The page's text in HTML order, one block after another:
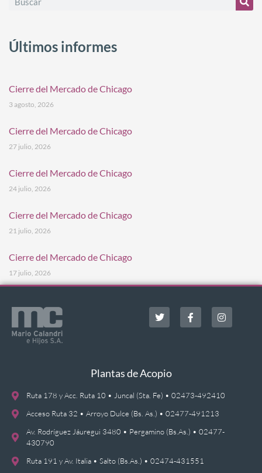
Últimos informes
Cierre del Mercado de Chicago
3 agosto, 2026
Cierre del Mercado de Chicago
27 julio, 2026
Cierre del Mercado de Chicago
24 julio, 2026
Cierre del Mercado de Chicago
21 julio, 2026
Cierre del Mercado de Chicago
17 julio, 2026
Plantas de Acopio
Ruta 178 y Acc. Ruta 10 • Juncal (Sta. Fe) • 02473-492410
Acceso Ruta 32 • Arroyo Dulce (Bs. As.) • 02477-491213
Av. Rodríguez Jáuregui 3480 • Pergamino (Bs.As.) • 02477-
430790
Ruta 191 y Av. Italia • Salto (Bs.As.) • 02474-431551